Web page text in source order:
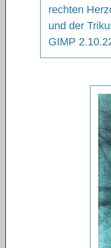
rechten
und der
GIMP